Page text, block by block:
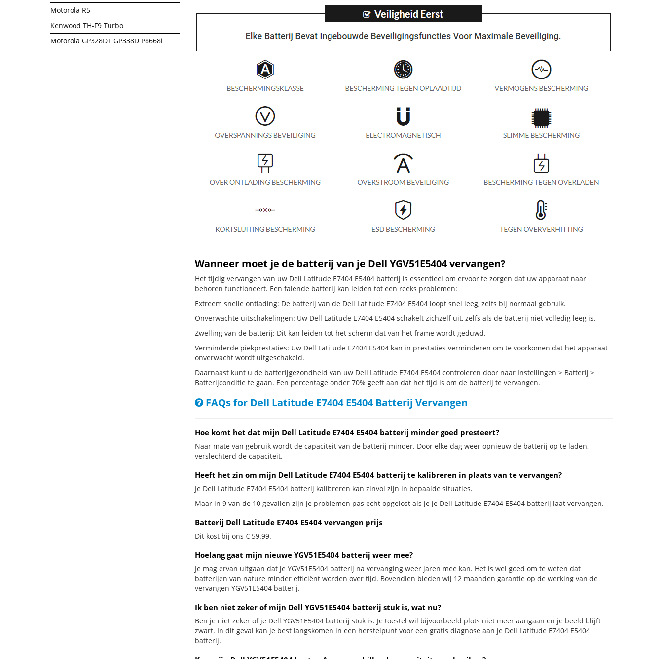
Motorola R5
Kenwood TH-F9 Turbo
Motorola GP328D+ GP338D P8668i
Wanneer moet je de batterij van je Dell YGV51E5404 vervangen?
Het tijdig vervangen van uw Dell Latitude E7404 E5404 batterij is essentieel om ervoor te zorgen dat uw apparaat naar
behoren functioneert. Een falende batterij kan leiden tot een reeks problemen:
Extreem snelle ontlading: De batterij van de Dell Latitude E7404 E5404 loopt snel leeg, zelfs bij normaal gebruik.
Onverwachte uitschakelingen: Uw Dell Latitude E7404 E5404 schakelt zichzelf uit, zelfs als de batterij niet volledig leeg is.
Zwelling van de batterij: Dit kan leiden tot het scherm dat van het frame wordt geduwd.
Verminderde piekprestaties: Uw Dell Latitude E7404 E5404 kan in prestaties verminderen om te voorkomen dat het apparaat
onverwacht wordt uitgeschakeld.
Daarnaast kunt u de batterijgezondheid van uw Dell Latitude E7404 E5404 controleren door naar Instellingen > Batterij >
Batterijconditie te gaan. Een percentage onder 70% geeft aan dat het tijd is om de batterij te vervangen.
FAQs for Dell Latitude E7404 E5404 Batterij Vervangen
Hoe komt het dat mijn Dell Latitude E7404 E5404 batterij minder goed presteert?
Naar mate van gebruik wordt de capaciteit van de batterij minder. Door elke dag weer opnieuw de batterij op te laden,
verslechterd de capaciteit.
Heeft het zin om mijn Dell Latitude E7404 E5404 batterij te kalibreren in plaats van te vervangen?
Je Dell Latitude E7404 E5404 batterij kalibreren kan zinvol zijn in bepaalde situaties.
Maar in 9 van de 10 gevallen zijn je problemen pas echt opgelost als je je Dell Latitude E7404 E5404 batterij laat vervangen.
Batterij Dell Latitude E7404 E5404 vervangen prijs
Dit kost bij ons € 59.99.
Hoelang gaat mijn nieuwe YGV51E5404 batterij weer mee?
Je mag ervan uitgaan dat je YGV51E5404 batterij na vervanging weer jaren mee kan. Het is wel goed om te weten dat
batterijen van nature minder efficiënt worden over tijd. Bovendien bieden wij 12 maanden garantie op de werking van de
vervangen YGV51E5404 batterij.
Ik ben niet zeker of mijn Dell YGV51E5404 batterij stuk is, wat nu?
Ben je niet zeker of je Dell YGV51E5404 batterij stuk is. Je toestel wil bijvoorbeeld plots niet meer aangaan en je beeld blijft
zwart. In dit geval kan je best langskomen in een herstelpunt voor een gratis diagnose aan je Dell Latitude E7404 E5404
batterij.